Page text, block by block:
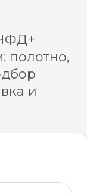
полотно,
и